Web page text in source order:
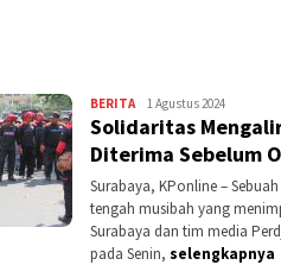
BERITAKontributor
Jatim
1 Agustus 2024
Solidaritas
Diterima Sebelum
Surabaya, KPonline –
tengah musibah yang
Surabaya dan tim media
pada Senin, selengkapnya